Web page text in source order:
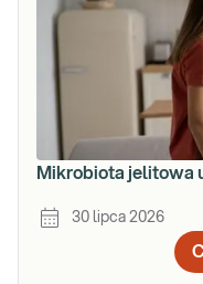
Mikrobiota jelitowa
30 lipca 2026